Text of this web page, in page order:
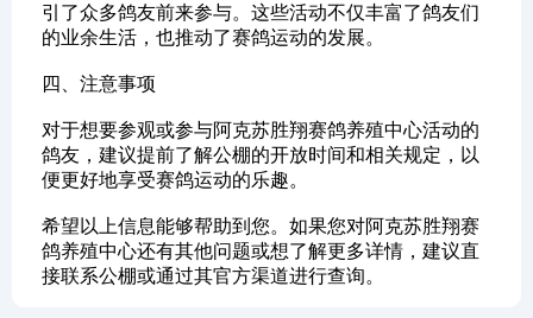
引了众多鸽友前来参与。这些活动不仅丰富了鸽友们
的业余生活，也推动了赛鸽运动的发展。
‌四、注意事项‌
对于想要参观或参与阿克苏胜翔赛鸽养殖中心活动的
鸽友，建议提前了解公棚的开放时间和相关规定，以
便更好地享受赛鸽运动的乐趣。
希望以上信息能够帮助到您。如果您对阿克苏胜翔赛
鸽养殖中心还有其他问题或想了解更多详情，建议直
接联系公棚或通过其官方渠道进行查询。